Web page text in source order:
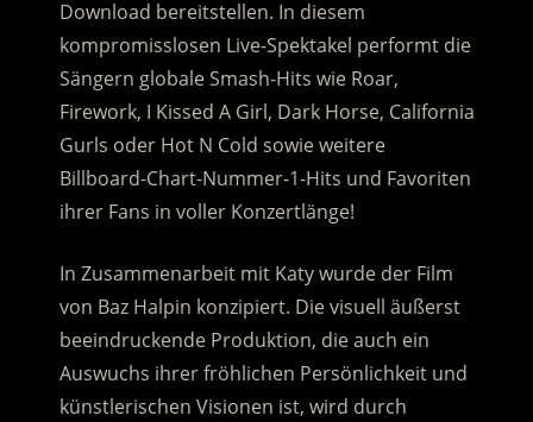
Download bereitstellen. In diesem
kompromisslosen Live-Spektakel performt die
Sängern globale Smash-Hits wie Roar,
Firework, I Kissed A Girl, Dark Horse, California
Gurls oder Hot N Cold sowie weitere
Billboard-Chart-Nummer-1-Hits und Favoriten
ihrer Fans in voller Konzertlänge!
In Zusammenarbeit mit Katy wurde der Film
von Baz Halpin konzipiert. Die visuell äußerst
beeindruckende Produktion, die auch ein
Auswuchs ihrer fröhlichen Persönlichkeit und
künstlerischen Visionen ist, wird durch